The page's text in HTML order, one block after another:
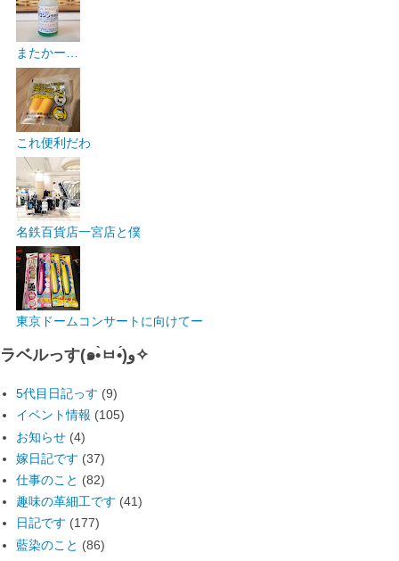
またかー…
これ便利だわ
名鉄百貨店一宮店と僕
東京ドームコンサートに向けてー
ラベルっす(๑•̀ㅂ•́)و✧
5代目日記っす (9)
イベント情報 (105)
お知らせ (4)
嫁日記です (37)
仕事のこと (82)
趣味の革細工です (41)
日記です (177)
藍染のこと (86)